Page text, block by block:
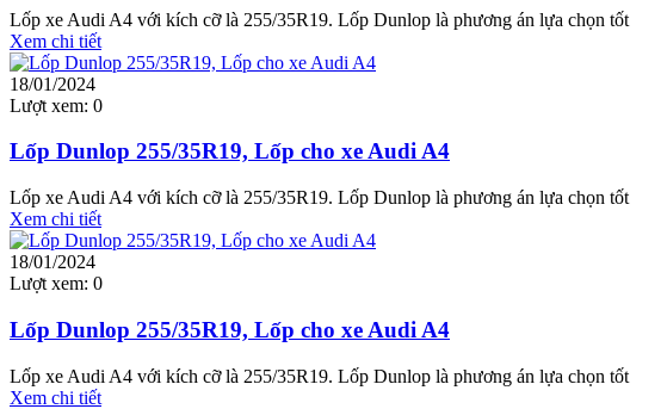
Lốp xe Audi A4 với kích cỡ là 255/35R19. Lốp Dunlop là phương án lựa chọn tốt
Xem chi tiết
18/01/2024
Lượt xem: 0
Lốp Dunlop 255/35R19, Lốp cho xe Audi A4
Lốp xe Audi A4 với kích cỡ là 255/35R19. Lốp Dunlop là phương án lựa chọn tốt
Xem chi tiết
18/01/2024
Lượt xem: 0
Lốp Dunlop 255/35R19, Lốp cho xe Audi A4
Lốp xe Audi A4 với kích cỡ là 255/35R19. Lốp Dunlop là phương án lựa chọn tốt
Xem chi tiết